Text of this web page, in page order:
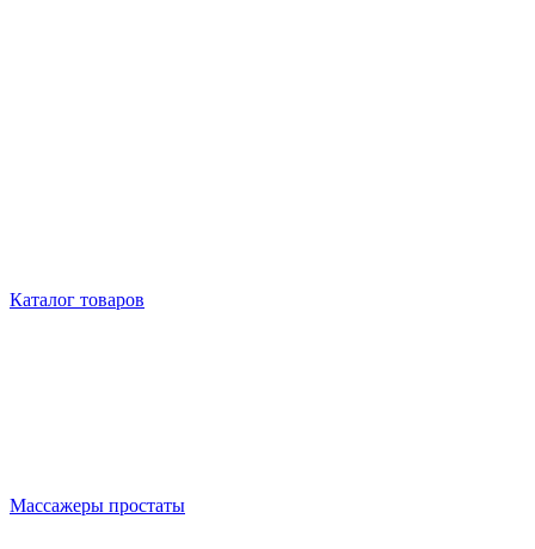
Каталог товаров
Массажеры простаты